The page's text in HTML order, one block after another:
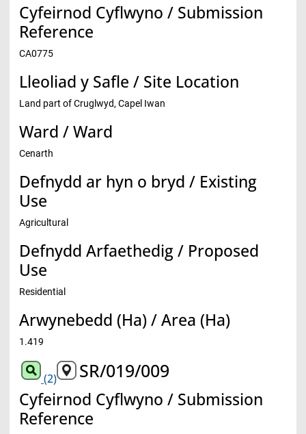
Cyfeirnod Cyflwyno / Submission
Reference
CA0775
Lleoliad y Safle / Site Location
Land part of Cruglwyd, Capel Iwan
Ward / Ward
Cenarth
Defnydd ar hyn o bryd / Existing
Use
Agricultural
Defnydd Arfaethedig / Proposed
Use
Residential
Arwynebedd (Ha) / Area (Ha)
1.419
(2) SR/019/009
Cyfeirnod Cyflwyno / Submission
Reference